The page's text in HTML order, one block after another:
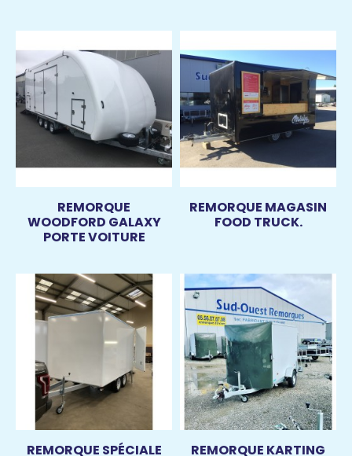
REMORQUE
WOODFORD GALAXY
PORTE VOITURE
REMORQUE MAGASIN
FOOD TRUCK.
REMORQUE SPÉCIALE
REMORQUE KARTING